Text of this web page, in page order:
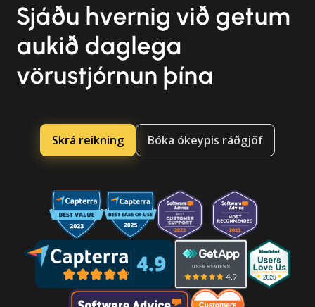
Sjáðu hvernig við getum
aukið daglega
vörustjórnun þína
Skrá reikning Bóka ókeypis ráðgjöf